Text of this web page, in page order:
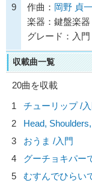
9
作曲： 岡野 貞一
楽器：鍵盤楽器
グレード：入門
収載曲一覧
20曲を収載
1
チューリップ /
2
Head,
3
おうま /入門
4
グーチョキパー
5
むすんでひらい